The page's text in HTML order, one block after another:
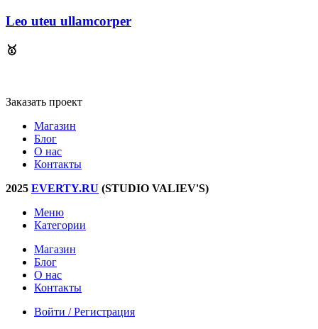
Leo uteu ullamcorper
🥇
Заказать проект
Магазин
Блог
О нас
Контакты
2025 EVERTY.RU (STUDIO VALIEV'S)
Меню
Категории
Магазин
Блог
О нас
Контакты
Войти / Регистрация